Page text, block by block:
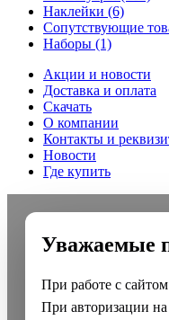
Наклейки (6)
Сопутствующие
Наборы (1)
Акции и новости
Доставка и оплата
Скачать
О компании
Контакты и
Новости
Где купить
Уважаемые
При работе с
При авторизации